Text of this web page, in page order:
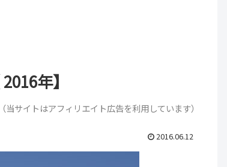
年】
（当サイトはアフィリエイト広告を利用しています）
2016.06.12